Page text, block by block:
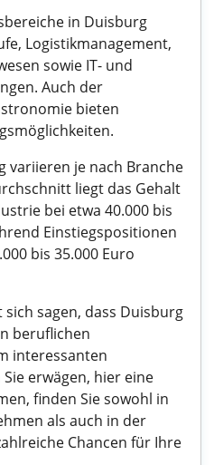
in Duisburg
Logistikmanagement,
sowie IT- und
Auch der
bieten
variieren je nach Branche
liegt das Gehalt
bei etwa 40.000 bis
Einstiegspositionen
bis 35.000 Euro
sagen, dass Duisburg
beruflichen
interessanten
erwägen, hier eine
finden Sie sowohl in
als auch in der
Chancen für Ihre